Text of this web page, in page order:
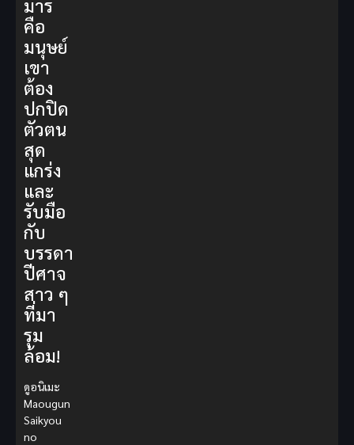
มาร
คือ
มนุษย์
เขา
ต้อง
ปกปิด
ตัวตน
สุด
แกร่ง
และ
รับมือ
กับ
บรรดา
ปีศาจ
สาว ๆ
ที่มา
รุม
ล้อม!
ดูอนิเมะ
Maougun
Saikyou
no